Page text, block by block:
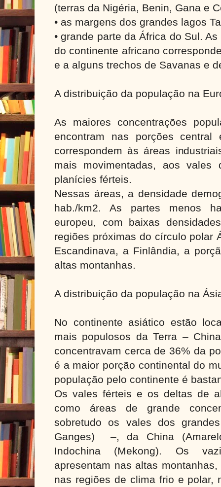
(terras da Nigéria, Benin, Gana e
• as margens dos grandes lagos
• grande parte da África do Sul.
do continente africano
e a alguns trechos de Savanas e
A distribuição da população na
As maiores concentrações
encontram nas porções central
correspondem às áreas
mais movimentadas, aos
planícies férteis.
Nessas áreas, a densidade
hab./km2. As partes menos
europeu, com baixas
regiões próximas do círculo polar
Escandinava, a Finlândia, a
altas montanhas.
A distribuição da população na
No continente asiático estão
mais populosos da Terra –
concentravam cerca de 36% da
é a maior porção continental do
população pelo continente é
Os vales férteis e os deltas de
como áreas de grande
sobretudo os vales dos
Ganges) –, da China
Indochina (Mekong). Os
apresentam nas altas
nas regiões de clima frio e polar,